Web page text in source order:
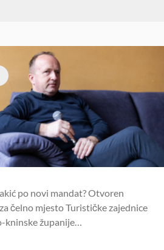
po novi mandat? Otvoren
čelno mjesto Turističke zajednice
kninske županije…